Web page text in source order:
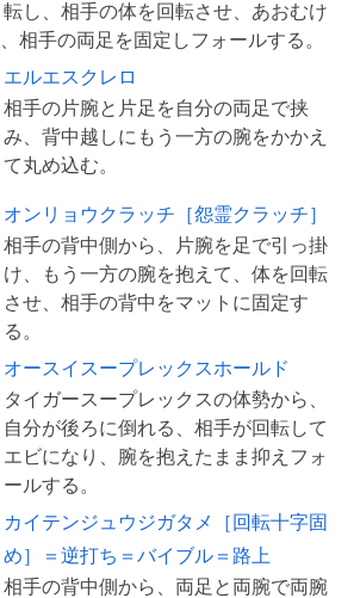
転し、相手の体を回転させ、あおむけ
エルエスクレロ
相手の片腕と片足を自分の両足で挟
み、背中越しにもう一方の腕をかかえ
オンリョウクラッチ［怨霊クラッチ］
相手の背中側から、片腕を足で引っ掛
け、もう一方の腕を抱えて、体を回転
させ、相手の背中をマットに固定す
オースイスープレックスホールド
タイガースープレックスの体勢から、
自分が後ろに倒れる、相手が回転して
エビになり、腕を抱えたまま抑えフォ
カイテンジュウジガタメ［回転十字固
め］＝逆打ち＝バイブル＝路上
相手の背中側から、両足と両腕で両腕